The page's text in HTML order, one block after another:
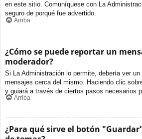
en este sitio. Comuníquese con La
seguro de porqué fue advertido.
Arriba
¿Cómo se puede reportar un
moderador?
Si La Administración lo permite, debería ver un
mensajes cerca del mismo. Haciendo clic
y guiará a través de ciertos pasos necesarios
Arriba
¿Para qué sirve el botón